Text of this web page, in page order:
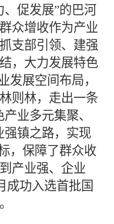
、促发展”的巴河
众增收作为产业
支部引领、建强
，大力发展特色
发展空间布局，
则林，走出一条
业多元集聚、
强镇之路，实现
，保障了群众收
产业强、企业
成功入选首批国